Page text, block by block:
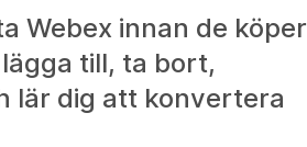
Webex innan de köper
till, ta bort,
lär dig att konvertera